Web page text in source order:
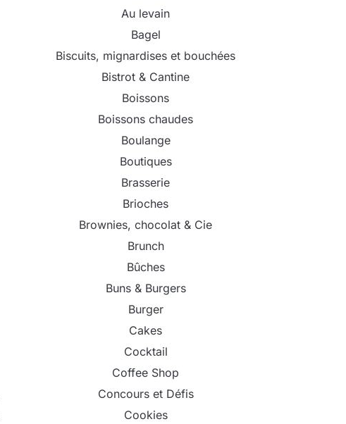
Au levain
Bagel
Biscuits, mignardises et bouchées
Bistrot & Cantine
Boissons
Boissons chaudes
Boulange
Boutiques
Brasserie
Brioches
Brownies, chocolat & Cie
Brunch
Bûches
Buns & Burgers
Burger
Cakes
Cocktail
Coffee Shop
Concours et Défis
Cookies